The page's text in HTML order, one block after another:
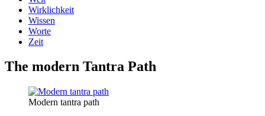
Wirklichkeit
Wissen
Worte
Zeit
The modern Tantra Path
Modern tantra path